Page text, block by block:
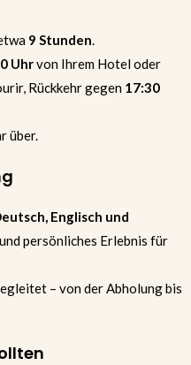
9 Stunden.
Uhrvon Ihrem Hotel oder
Rückkehr gegen 17:30
über.
Englisch und
persönliches Erlebnis für
– von der Abholung bis